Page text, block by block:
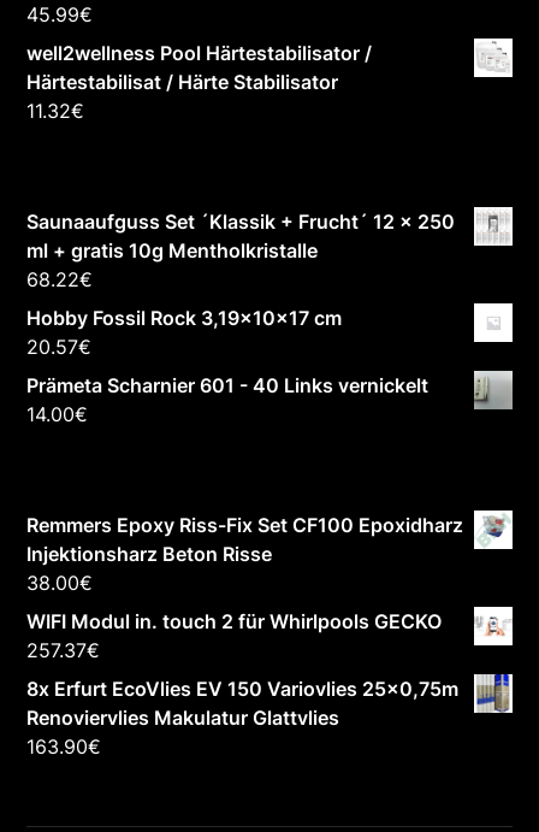
45.99€
well2wellness Pool Härtestabilisator /
Härtestabilisat / Härte Stabilisator
11.32€
Saunaaufguss Set ´Klassik + Frucht´ 12 x 250
ml + gratis 10g Mentholkristalle
68.22€
Hobby Fossil Rock 3,19x10x17 cm
20.57€
Prämeta Scharnier 601 - 40 Links vernickelt
14.00€
Remmers Epoxy Riss-Fix Set CF100 Epoxidharz
Injektionsharz Beton Risse
38.00€
WIFI Modul in. touch 2 für Whirlpools GECKO
257.37€
8x Erfurt EcoVlies EV 150 Variovlies 25x0,75m
Renoviervlies Makulatur Glattvlies
163.90€